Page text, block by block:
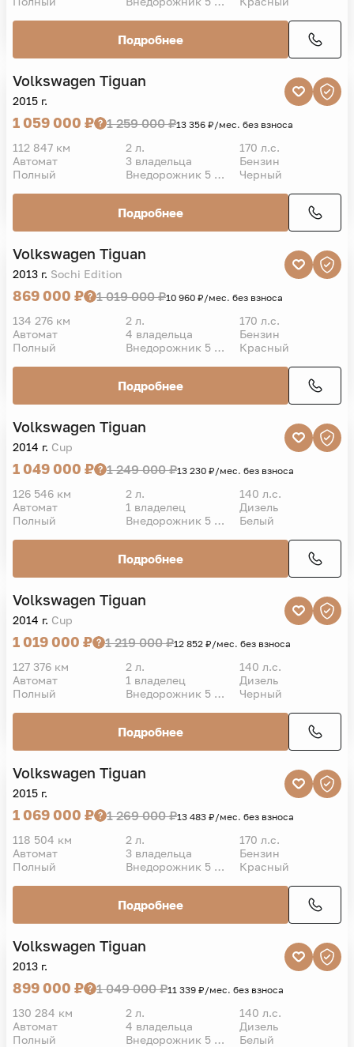
Подробнее
Volkswagen Tiguan
2015 г.
1 059 000 ₽ 1 259 000 ₽13 356 ₽/мес. без взноса
112 847 км 2 л.
170 л.с.
Автомат
3 владельца
Бензин
Полный
Внедорожник 5 дв. Черный
Подробнее
Volkswagen Tiguan
2013 г. Sochi Edition
869 000 ₽ 1 019 000 ₽10 960 ₽/мес. без взноса
134 276 км 2 л.
170 л.с.
Автомат
4 владельца
Бензин
Полный
Внедорожник 5 дв. Красный
Подробнее
Volkswagen Tiguan
2014 г. Cup
1 049 000 ₽ 1 249 000 ₽13 230 ₽/мес. без взноса
126 546 км 2 л.
140 л.с.
Автомат
1 владелец
Дизель
Полный
Внедорожник 5 дв. Белый
Подробнее
Volkswagen Tiguan
2014 г. Cup
1 019 000 ₽ 1 219 000 ₽12 852 ₽/мес. без взноса
127 376 км 2 л.
140 л.с.
Автомат
1 владелец
Дизель
Полный
Внедорожник 5 дв. Черный
Подробнее
Volkswagen Tiguan
2015 г.
1 069 000 ₽ 1 269 000 ₽13 483 ₽/мес. без взноса
118 504 км 2 л.
170 л.с.
Автомат
3 владельца
Бензин
Полный
Внедорожник 5 дв. Красный
Подробнее
Volkswagen Tiguan
2013 г.
899 000 ₽ 1 049 000 ₽11 339 ₽/мес. без взноса
130 284 км 2 л.
140 л.с.
Автомат
4 владельца
Дизель
Полный
Внедорожник 5 дв. Белый